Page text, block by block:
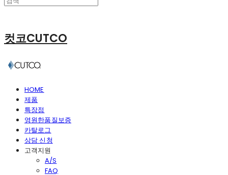
컷코CUTCO
HOME
제품
특장점
영원한품질보증
카탈로그
상담 신청
고객지원
A/S
FAQ